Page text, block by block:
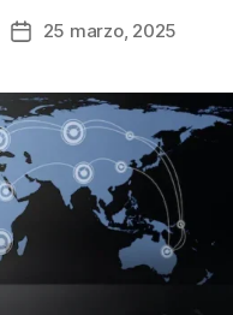
25 marzo, 2025